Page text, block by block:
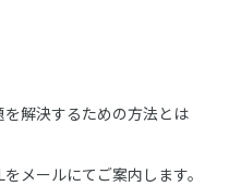
解決するための方法とは
メールにてご案内します。